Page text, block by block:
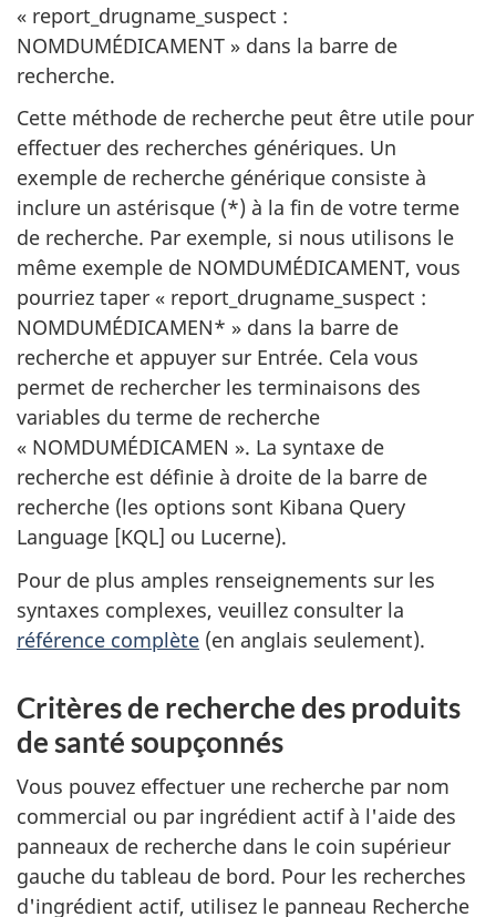
« report_drugname_suspect :
NOMDUMÉDICAMENT » dans la barre de
recherche.
Cette méthode de recherche peut être utile pour
effectuer des recherches génériques. Un
exemple de recherche générique consiste à
inclure un astérisque (*) à la fin de votre terme
de recherche. Par exemple, si nous utilisons le
même exemple de NOMDUMÉDICAMENT, vous
pourriez taper « report_drugname_suspect :
NOMDUMÉDICAMEN* » dans la barre de
recherche et appuyer sur Entrée. Cela vous
permet de rechercher les terminaisons des
variables du terme de recherche
« NOMDUMÉDICAMEN ». La syntaxe de
recherche est définie à droite de la barre de
recherche (les options sont Kibana Query
Language [KQL] ou Lucerne).
Pour de plus amples renseignements sur les
syntaxes complexes, veuillez consulter la
référence complète (en anglais seulement).
Critères de recherche des produits
de santé soupçonnés
Vous pouvez effectuer une recherche par nom
commercial ou par ingrédient actif à l'aide des
panneaux de recherche dans le coin supérieur
gauche du tableau de bord. Pour les recherches
d'ingrédient actif, utilisez le panneau Recherche